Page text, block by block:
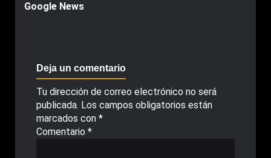
Google News
Deja un comentario
Tu dirección de correo electrónico no será
publicada. Los campos obligatorios están
marcados con *
Comentario *